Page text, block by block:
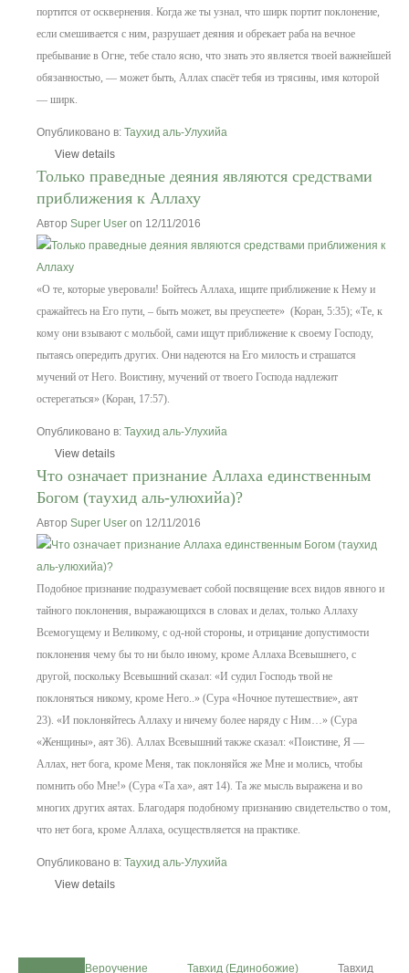
портится от осквернения. Когда же ты узнал, что ширк портит поклонение,
если смешивается с ним, разрушает деяния и обрекает раба на вечное
пребывание в Огне, тебе стало ясно, что знать это является твоей важнейшей
обязанностью, — может быть, Аллах спасёт тебя из трясины, имя которой
— ширк.
Опубликовано в: Таухид аль-Улухийа
View details
Только праведные деяния являются средствами
приближения к Аллаху
Автор Super User on 12/11/2016
«О те, которые уверовали! Бойтесь Аллаха, ищите приближение к Нему и
сражайтесь на Его пути, – быть может, вы преуспеете» (Коран, 5:35); «Те, к
кому они взывают с мольбой, сами ищут приближение к своему Господу,
пытаясь опередить других. Они надеются на Его милость и страшатся
мучений от Него. Воистину, мучений от твоего Господа надлежит
остерегаться» (Коран, 17:57).
Опубликовано в: Таухид аль-Улухийа
View details
Что означает признание Аллаха единственным
Богом (тayxид аль-улюхийа)?
Автор Super User on 12/11/2016
Подобное признание подразумевает собой посвящение всех видов явного и
тайного поклонения, выражающихся в словах и делах, только Аллаху
Всемогущему и Великому, с од-ной стороны, и отрицание допустимости
поклонения чему бы то ни было иному, кроме Аллаха Всевышнего, с
другой, поскольку Всевышний сказал: «И судил Господь твой не
поклоняться никому, кроме Heгo..» (Сура «Ночное путешествие», аят
23). «И поклоняйтесь Аллаху и ничему более наряду с Ним…» (Сура
«Женщины», аят 36). Аллах Всевышний также сказал: «Поистине, Я —
Аллах, нет бога, кроме Меня, так поклоняйся же Мне и молись, чтобы
помнить обо Мне!» (Сура «Та ха», аят 14). Та же мысль выражена и во
многих других аятах. Благодаря подобному признанию свидетельство о том,
что нет бога, кроме Аллаха, осуществляется на практике.
Опубликовано в: Таухид аль-Улухийа
View details
Вероучение Тавхид (Единобожие) Тавхид